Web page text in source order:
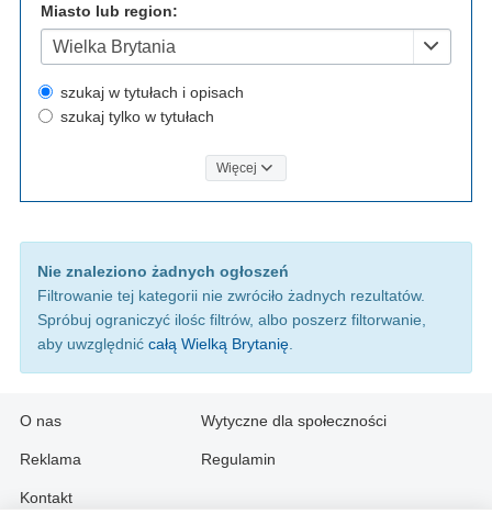
Miasto lub region:
Wielka Brytania
szukaj w tytułach i opisach
szukaj tylko w tytułach
Więcej
Nie znaleziono żadnych ogłoszeń
Filtrowanie tej kategorii nie zwróciło żadnych rezultatów.
Spróbuj ograniczyć ilośc filtrów, albo poszerz filtorwanie,
aby uwzględnić całą Wielką Brytanię
O nas
Reklama
Kontakt
Wytyczne dla społeczności
Regulamin